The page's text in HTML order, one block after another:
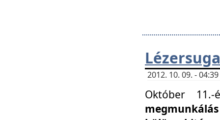
2012. 10. 09. -
Október